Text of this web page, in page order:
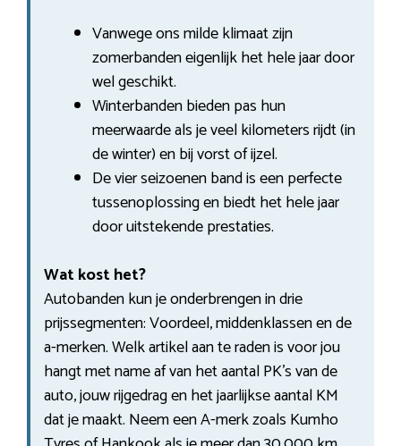
Vanwege ons milde klimaat zijn
zomerbanden eigenlijk het hele jaar door
wel geschikt.
Winterbanden bieden pas hun
meerwaarde als je veel kilometers rijdt (in
de winter) en bij vorst of ijzel.
De vier seizoenen band is een perfecte
tussenoplossing en biedt het hele jaar
door uitstekende prestaties.
Wat kost het?
Autobanden kun je onderbrengen in drie
prijssegmenten: Voordeel, middenklassen en de
a-merken. Welk artikel aan te raden is voor jou
hangt met name af van het aantal PK’s van de
auto, jouw rijgedrag en het jaarlijkse aantal KM
dat je maakt. Neem een A-merk zoals Kumho